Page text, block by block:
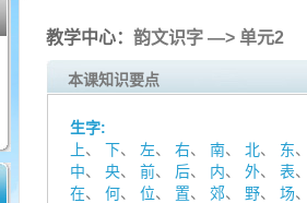
教学中心： 韵文识字 —> 单元2
本课知识要点
生字:
上、 下、 左、 右、 南、 北、 东、
中、 央、 前、 后、 内、 外、 表、
在、 何、 位、 置、 郊、 野、 场、